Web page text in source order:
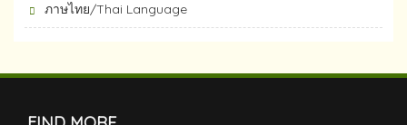
ภาษไทย/Thai Language